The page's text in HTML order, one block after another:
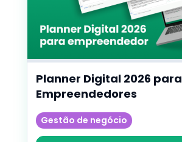
Planner Digital 2026 para
Empreendedores
Gestão de negócio